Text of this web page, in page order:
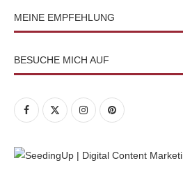
MEINE EMPFEHLUNG
BESUCHE MICH AUF